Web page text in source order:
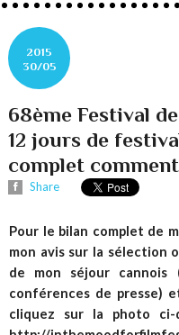
2015
30/05
68ème Festival
12 jours de
complet
Share
Pour le bilan complet de
mon avis sur la sélection
de mon séjour cannois
conférences de presse)
cliquez sur la photo